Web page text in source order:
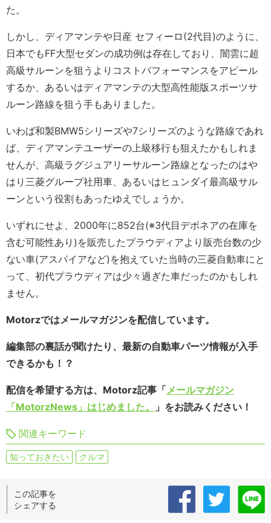
た。
しかし、ディアマンテや日産 セフィーロ(2代目)のように、
日本でもFF大型セダンの成功例は存在しており、闇雲に超
高級サルーンを狙うよりコストパフォーマンスをアピール
するか、あるいはディアマンテの大型高性能版スポーツサ
ルーン路線を狙う手もありました。
いわば和製BMW5シリーズや7シリーズのような路線であれ
ば、ディアマンテユーザーの上級移行も狙えたかもしれま
せんが、高級ラグジュアリーサルーン路線となったのはや
はり三菱グループ社用車、あるいはヒュンダイ最高級サル
ーンという役割もあったゆえでしょうか。
いずれにせよ、2000年に852台(※3代目デボネアの在庫を
含む可能性あり)を販売したプラウディアより販売台数の少
ない車(アスパイアなど)を抱えていた当時の三菱自動車にと
って、初代プラウディアは少々過ぎた車だったのかもしれ
ません。
Motorzではメールマガジンを配信しています。
編集部の裏話が聞けたり、最新の自動車パーツ情報が入手
できるかも！？
配信を希望する方は、Motorz記事「メールマガジン
「MotorzNews」はじめました。
」をお読みください！
関連キーワード
知っておきたい クルマ
この記事を
シェアする